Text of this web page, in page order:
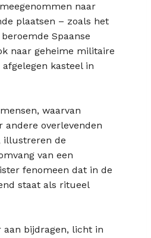
naar
plaatsen – zoals het
Spaanse
naar geheime militaire
kasteel in
waarvan
andere overlevenden
illustreren de
van een
fenomeen dat in de
staat als ritueel
aan bijdragen, licht in